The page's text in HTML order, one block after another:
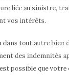
liée au sinistre,
vos intérêts.
dans tout autre
des indemnités
possible que